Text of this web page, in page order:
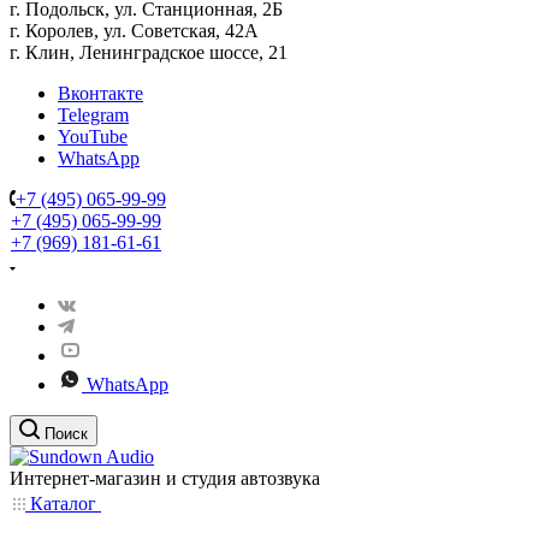
г. Подольск, ул. Станционная, 2Б
г. Королев, ул. Советская, 42А
г. Клин, Ленинградское шоссе, 21
Вконтакте
Telegram
YouTube
WhatsApp
+7 (495) 065-99-99
+7 (495) 065-99-99
+7 (969) 181-61-61
WhatsApp
Поиск
Интернет-магазин и студия автозвука
Каталог